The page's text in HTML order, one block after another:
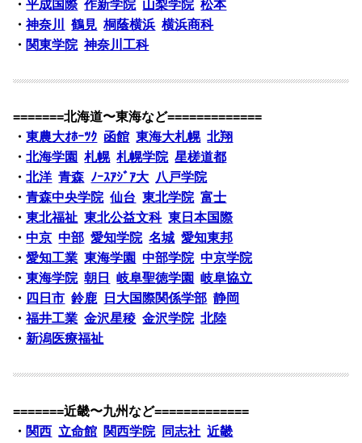
・平成国際 作新学院 山梨学院 松本
・神奈川 鶴見 桐蔭横浜 横浜商科
・ 関東学院 神奈川工科
=======北海道〜東海など=============
・東農大ｵﾎｰﾂｸ 函館 東海大札幌 北翔
・北海学園 札幌 札幌学院 星槎道都
・北洋 青森 ﾉｰｽｱｼﾞｱ大 八戸学院
・青森中央学院 仙台 東北学院 富士
・東北福祉 東北公益文科 東日本国際
・中京 中部 愛知学院 名城 愛知東邦
・愛知工業 東海学園 中部学院 中京学院
・東海学院 朝日 岐阜聖徳学園
岐阜協立
・ 四日市 鈴鹿 日大国際関係学部 静岡
・福井工業 金沢星稜 金沢学院 北陸
・ 新潟医療福祉
=======近畿〜九州など=============
・ 関西 立命館 関西学院 同志社 近畿